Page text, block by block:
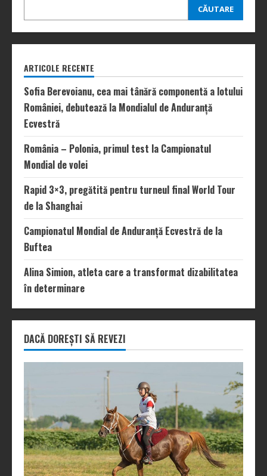
CĂUTARE
ARTICOLE RECENTE
Sofia Berevoianu, cea mai tânără componentă a lotului
României, debutează la Mondialul de Anduranță
Ecvestră
România – Polonia, primul test la Campionatul
Mondial de volei
Rapid 3×3, pregătită pentru turneul final World Tour
de la Shanghai
Campionatul Mondial de Anduranță Ecvestră de la
Buftea
Alina Simion, atleta care a transformat dizabilitatea
în determinare
DACĂ DOREȘTI SĂ REVEZI